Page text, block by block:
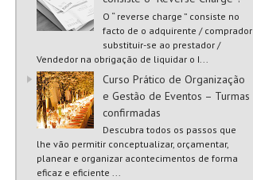
O “ reverse charge ” consiste no
facto de o adquirente / comprador
substituir-se ao prestador /
Vendedor na obrigação de liquidar o I...
Curso Prático de Organização
e Gestão de Eventos – Turmas
confirmadas
Descubra todos os passos que
lhe vão permitir conceptualizar, orçamentar,
planear e organizar acontecimentos de forma
eficaz e eficiente ...